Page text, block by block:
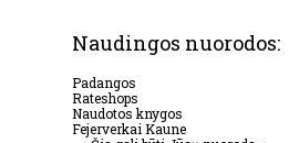
Naudingos nuorodos:
Padangos
Rateshops
Naudotos knygos
Fejerverkai Kaune